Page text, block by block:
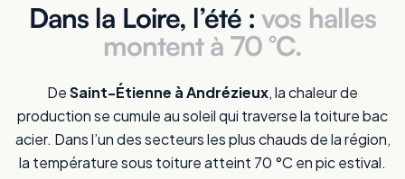
Dans la Loire, l’été : vos halles
montent à 70 °C.
DeSaint-Étienne à Andrézieux, la chaleur de
production se cumule au soleil qui traverse la toiture bac
acier. Dans l’un des secteurs les plus chauds de la région,
la température sous toiture atteint 70 °C en pic estival.